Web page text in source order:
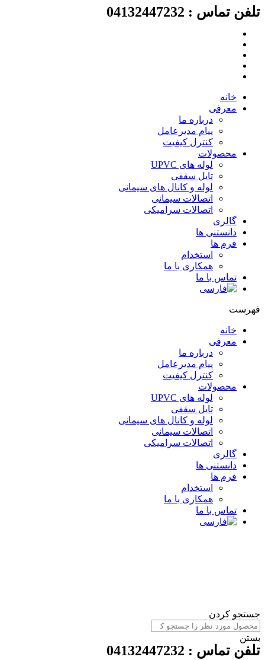
تلفن تماس : 04132447232
خانه
معرفی
درباره ما
پیام مدیرعامل
کنترل کیفیت
محصولات
لوله های UPVC
تایل سقفی
لوله و کانال های سیمانی
اتصالات سیمانی
اتصالات سرامیکی
گالری
دانستنی ها
فرم ها
استخدام
همکاری با ما
تماس با ما
فهرست
خانه
معرفی
درباره ما
پیام مدیرعامل
کنترل کیفیت
محصولات
لوله های UPVC
تایل سقفی
لوله و کانال های سیمانی
اتصالات سیمانی
اتصالات سرامیکی
گالری
دانستنی ها
فرم ها
استخدام
همکاری با ما
تماس با ما
جستجو کردن
بستن
تلفن تماس : 04132447232